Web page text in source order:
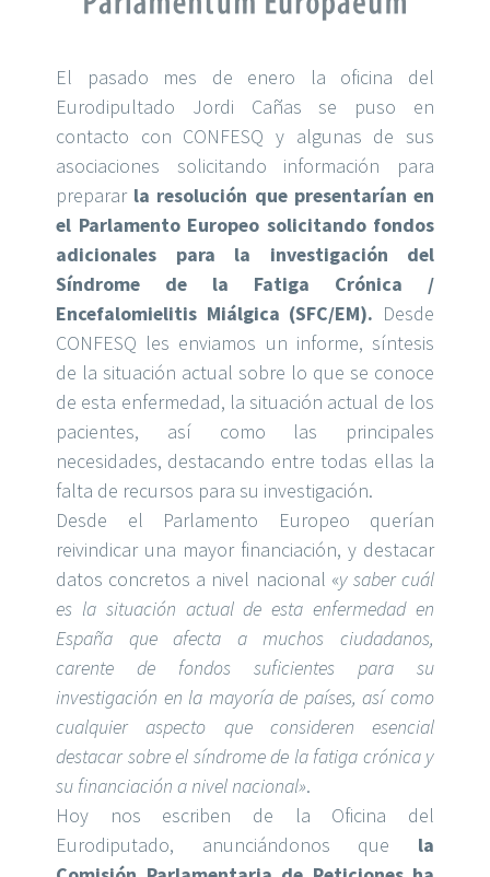
El pasado mes de enero la oficina del
Eurodipultado Jordi Cañas se puso en
contacto con CONFESQ y algunas de sus
asociaciones solicitando información para
prepararla resolución que presentarían en
el Parlamento Europeo solicitando fondos
adicionales para la investigación del
Síndrome de la Fatiga Crónica /
Encefalomielitis Miálgica (SFC/EM). Desde
CONFESQ les enviamos un informe, síntesis
de la situación actual sobre lo que se conoce
de esta enfermedad, la situación actual de los
pacientes, así como las principales
necesidades, destacando entre todas ellas la
falta de recursos para su investigación.
Desde el Parlamento Europeo querían
reivindicar una mayor financiación, y destacar
datos concretos a nivel nacional «y saber cuál
es la situación actual de esta enfermedad en
España que afecta a muchos ciudadanos,
carente de fondos suficientes para su
investigación en la mayoría de países, así como
cualquier aspecto que consideren esencial
destacar sobre el síndrome de la fatiga crónica y
su financiación a nivel nacional».
Hoy nos escriben de la Oficina del
Eurodiputado, anunciándonos que la